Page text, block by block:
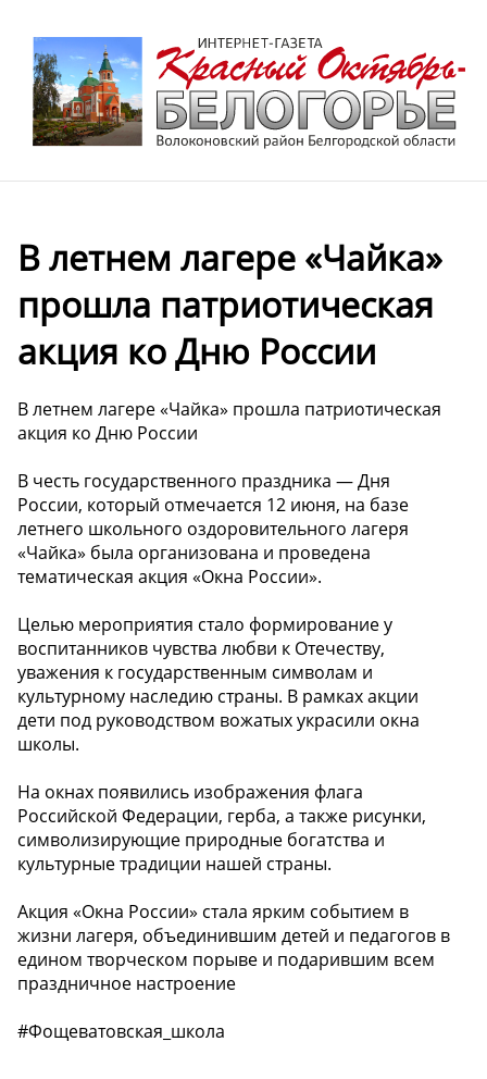
В летнем лагере «Чайка»
прошла патриотическая
акция ко Дню России
В летнем лагере «Чайка» прошла патриотическая
акция ко Дню России
В честь государственного праздника — Дня
России, который отмечается 12 июня, на базе
летнего школьного оздоровительного лагеря
«Чайка» была организована и проведена
тематическая акция «Окна России».
Целью мероприятия стало формирование у
воспитанников чувства любви к Отечеству,
уважения к государственным символам и
культурному наследию страны. В рамках акции
дети под руководством вожатых украсили окна
школы.
На окнах появились изображения флага
Российской Федерации, герба, а также рисунки,
символизирующие природные богатства и
культурные традиции нашей страны.
Акция «Окна России» стала ярким событием в
жизни лагеря, объединившим детей и педагогов в
едином творческом порыве и подарившим всем
праздничное настроение
#Фощеватовская_школа